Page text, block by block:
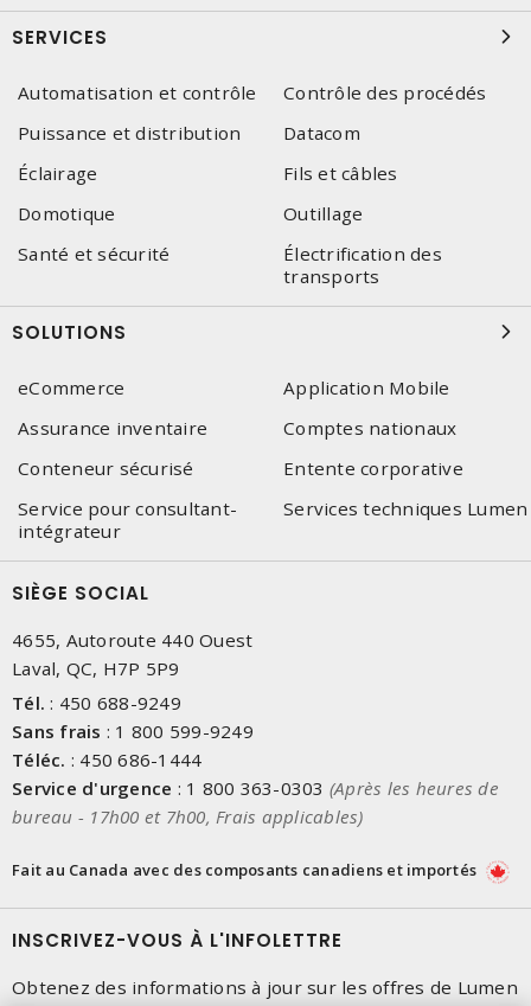
SERVICES
Automatisation et contrôle
Contrôle des procédés
Puissance et distribution
Datacom
Éclairage
Fils et câbles
Domotique
Outillage
Santé et sécurité
Électrification des
transports
SOLUTIONS
eCommerce
Application Mobile
Assurance inventaire
Comptes nationaux
Conteneur sécurisé
Entente corporative
Service pour consultant-
intégrateur
Services techniques Lumen
SIÈGE SOCIAL
4655, Autoroute 440 Ouest
Laval, QC, H7P 5P9
Tél. : 450 688-9249
Sans frais : 1 800 599-9249
Téléc. : 450 686-1444
Service d'urgence : 1 800 363-0303 (Après les heures de
bureau - 17h00 et 7h00, Frais applicables)
Fait au Canada avec des composants canadiens et importés
INSCRIVEZ-VOUS À L'INFOLETTRE
Obtenez des informations à jour sur les offres de Lumen